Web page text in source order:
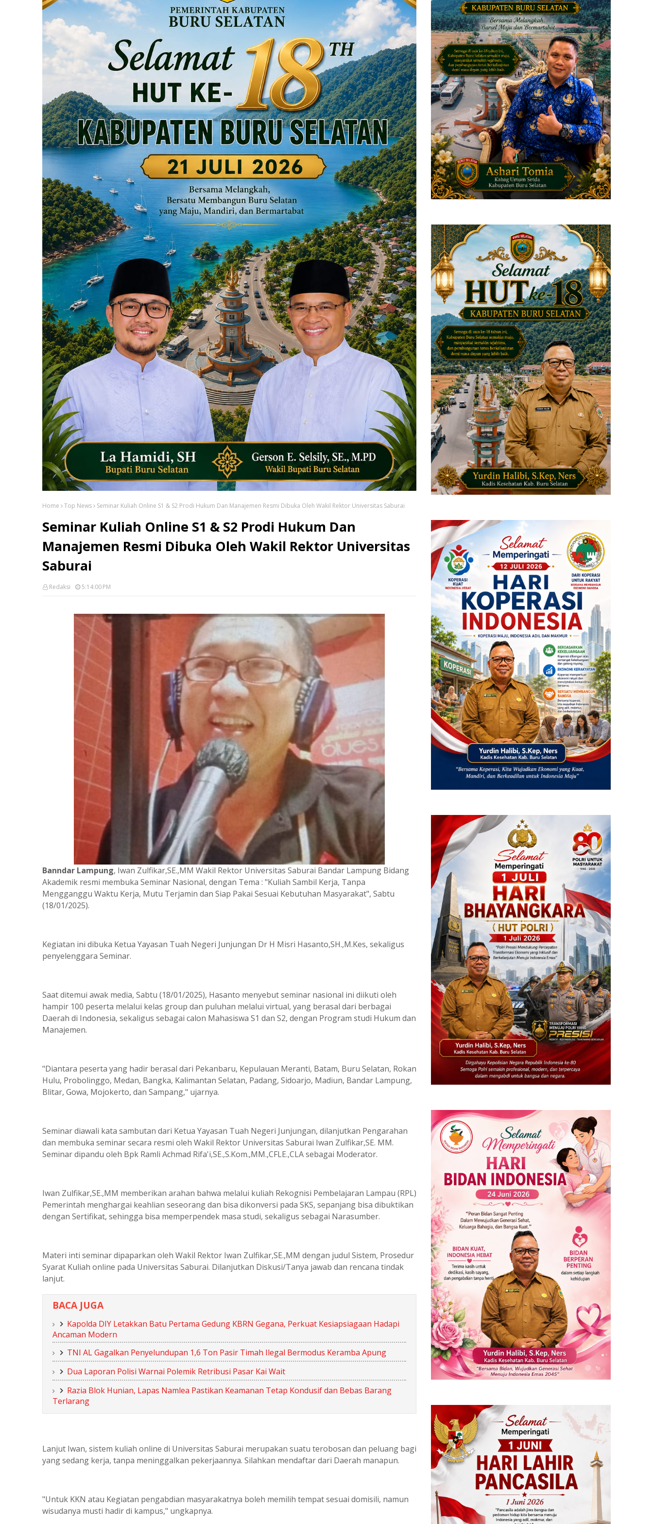
Home Top News Seminar Kuliah Online S1 & S2 Prodi Hukum Dan Manajemen Resmi Dibuka Oleh Wakil Rektor Universitas Saburai
Seminar Kuliah Online S1 & S2 Prodi Hukum Dan
Manajemen Resmi Dibuka Oleh Wakil Rektor Universitas
Saburai
Redaksi 5:14:00 PM
Banndar Lampung, Iwan Zulfikar,SE.,MM Wakil Rektor Universitas Saburai Bandar Lampung Bidang
Akademik resmi membuka Seminar Nasional, dengan Tema : "Kuliah Sambil Kerja, Tanpa
Mengganggu Waktu Kerja, Mutu Terjamin dan Siap Pakai Sesuai Kebutuhan Masyarakat", Sabtu
(18/01/2025).
Kegiatan ini dibuka Ketua Yayasan Tuah Negeri Junjungan Dr H Misri Hasanto,SH.,M.Kes, sekaligus
penyelenggara Seminar.
Saat ditemui awak media, Sabtu (18/01/2025), Hasanto menyebut seminar nasional ini diikuti oleh
hampir 100 peserta melalui kelas group dan puluhan melalui virtual, yang berasal dari berbagai
Daerah di Indonesia, sekaligus sebagai calon Mahasiswa S1 dan S2, dengan Program studi Hukum dan
Manajemen.
"Diantara peserta yang hadir berasal dari Pekanbaru, Kepulauan Meranti, Batam, Buru Selatan, Rokan
Hulu, Probolinggo, Medan, Bangka, Kalimantan Selatan, Padang, Sidoarjo, Madiun, Bandar Lampung,
Blitar, Gowa, Mojokerto, dan Sampang," ujarnya.
Seminar diawali kata sambutan dari Ketua Yayasan Tuah Negeri Junjungan, dilanjutkan Pengarahan
dan membuka seminar secara resmi oleh Wakil Rektor Universitas Saburai Iwan Zulfikar,SE. MM.
Seminar dipandu oleh Bpk Ramli Achmad Rifa'i,SE.,S.Kom.,MM.,CFLE.,CLA sebagai Moderator.
Iwan Zulfikar,SE.,MM memberikan arahan bahwa melalui kuliah Rekognisi Pembelajaran Lampau (RPL)
Pemerintah menghargai keahlian seseorang dan bisa dikonversi pada SKS, sepanjang bisa dibuktikan
dengan Sertifikat, sehingga bisa memperpendek masa studi, sekaligus sebagai Narasumber.
Materi inti seminar dipaparkan oleh Wakil Rektor Iwan Zulfikar,SE.,MM dengan judul Sistem, Prosedur
Syarat Kuliah online pada Universitas Saburai. Dilanjutkan Diskusi/Tanya jawab dan rencana tindak
lanjut.
BACA JUGA
Kapolda DIY Letakkan Batu Pertama Gedung KBRN Gegana, Perkuat Kesiapsiagaan Hadapi
Ancaman Modern
TNI AL Gagalkan Penyelundupan 1,6 Ton Pasir Timah Ilegal Bermodus Keramba Apung
Dua Laporan Polisi Warnai Polemik Retribusi Pasar Kai Wait
Razia Blok Hunian, Lapas Namlea Pastikan Keamanan Tetap Kondusif dan Bebas Barang
Terlarang
Lanjut Iwan, sistem kuliah online di Universitas Saburai merupakan suatu terobosan dan peluang bagi
yang sedang kerja, tanpa meninggalkan pekerjaannya. Silahkan mendaftar dari Daerah manapun.
"Untuk KKN atau Kegiatan pengabdian masyarakatnya boleh memilih tempat sesuai domisili, namun
wisudanya musti hadir di kampus," ungkapnya.